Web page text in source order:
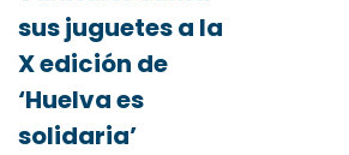
sus juguetes a la
X edición de
‘Huelva es
solidaria’